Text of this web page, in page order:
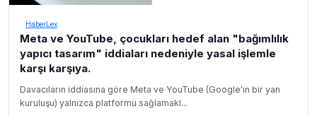
HaberLex
Meta ve YouTube, çocukları hedef alan "bağımlılık
yapıcı tasarım" iddiaları nedeniyle yasal işlemle
karşı karşıya.
Davacıların iddiasına göre Meta ve YouTube (Google'ın bir yan
kuruluşu) yalnızca platformu sağlamakl...